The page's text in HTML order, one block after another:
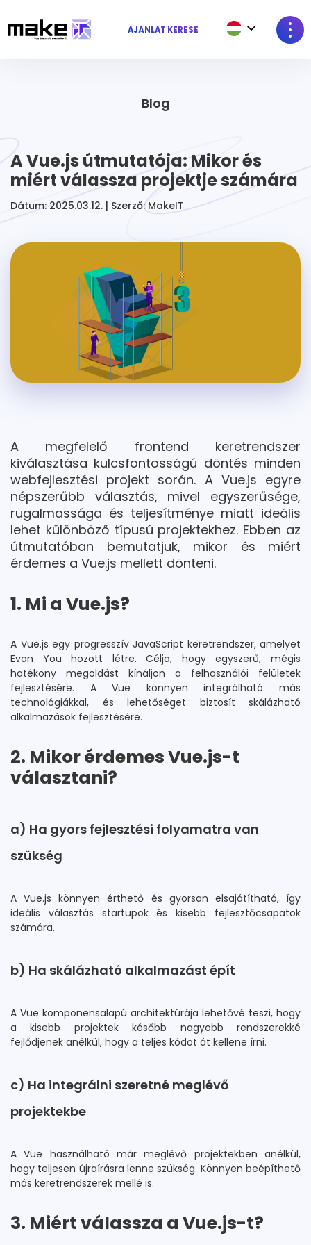
AJÁNLAT KÉRÉSE
Blog
A Vue.js útmutatója: Mikor és
miért válassza projektje számára
Dátum: 2025.03.12. | Szerző: MakeIT
A megfelelő frontend keretrendszer
kiválasztása kulcsfontosságú döntés minden
webfejlesztési projekt során. A Vue.js egyre
népszerűbb választás, mivel egyszerűsége,
rugalmassága és teljesítménye miatt ideális
lehet különböző típusú projektekhez. Ebben az
útmutatóban bemutatjuk, mikor és miért
érdemes a Vue.js mellett dönteni.
1. Mi a Vue.js?
A Vue.js egy progresszív JavaScript keretrendszer, amelyet
Evan You hozott létre. Célja, hogy egyszerű, mégis
hatékony megoldást kínáljon a felhasználói felületek
fejlesztésére. A Vue könnyen integrálható más
technológiákkal, és lehetőséget biztosít skálázható
alkalmazások fejlesztésére.
2. Mikor érdemes Vue.js-t
választani?
a) Ha gyors fejlesztési folyamatra van
szükség
A Vue.js könnyen érthető és gyorsan elsajátítható, így
ideális választás startupok és kisebb fejlesztőcsapatok
számára.
b) Ha skálázható alkalmazást épít
A Vue komponensalapú architektúrája lehetővé teszi, hogy
a kisebb projektek később nagyobb rendszerekké
fejlődjenek anélkül, hogy a teljes kódot át kellene írni.
c) Ha integrálni szeretné meglévő
projektekbe
A Vue használható már meglévő projektekben anélkül,
hogy teljesen újraírásra lenne szükség. Könnyen beépíthető
más keretrendszerek mellé is.
3. Miért válassza a Vue.js-t?